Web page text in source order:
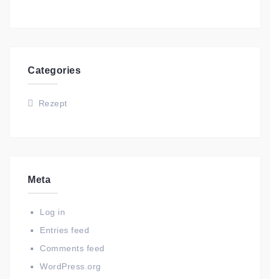
Categories
Rezept
Meta
Log in
Entries feed
Comments feed
WordPress.org